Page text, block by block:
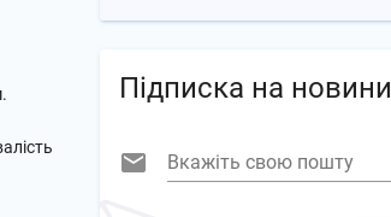
Підписка на новини
Вкажіть свою пошту